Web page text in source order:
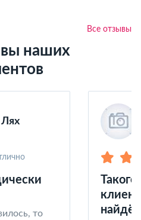
Все отзывы
наших
то